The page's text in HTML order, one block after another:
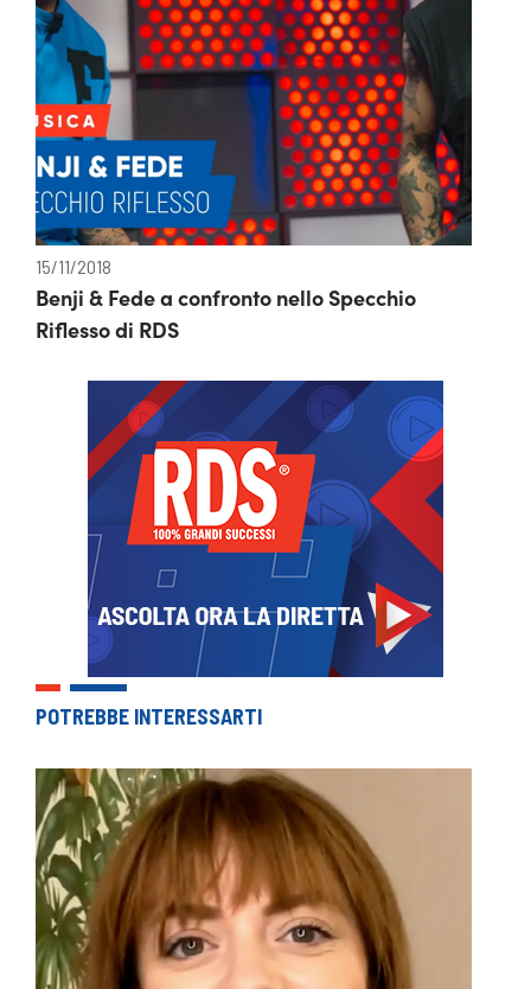
15/11/2018
Benji & Fede a confronto nello Specchio
Riflesso di RDS
POTREBBE INTERESSARTI